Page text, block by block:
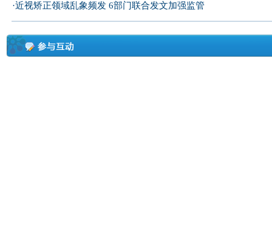
·近视矫正领域乱象频发 6部门联合发文加强监管